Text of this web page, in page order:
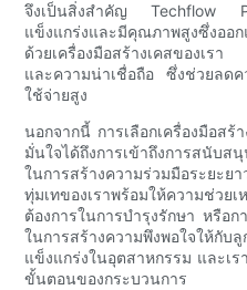
จึงเป็นสิ่งสำคัญ Techflow
แข็งแกร่งและมีคุณภาพสูงซึ่งออก
ด้วยเครื่องมือสร้างเคสของเร
และความน่าเชื่อถือ ซึ่งช่วยลดค
ใช้จ่ายสูง
นอกจากนี้ การเลือกเครื่องมือสร้
มั่นใจได้ถึงการเข้าถึงการสนับส
ในการสร้างความร่วมมือระยะ
ทุ่มเทของเราพร้อมให้ความช่
ต้องการในการบำรุงรักษา หรือ
ในการสร้างความพึงพอใจให้กับ
แข็งแกร่งในอุตสาหกรรม และเ
ขั้นตอนของกระบวนการ